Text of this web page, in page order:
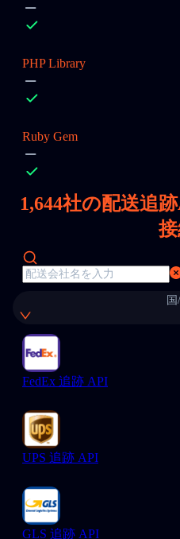
PHP Library
Ruby Gem
1,644社の配送追
FedEx 追跡 API
UPS 追跡 API
GLS 追跡 API